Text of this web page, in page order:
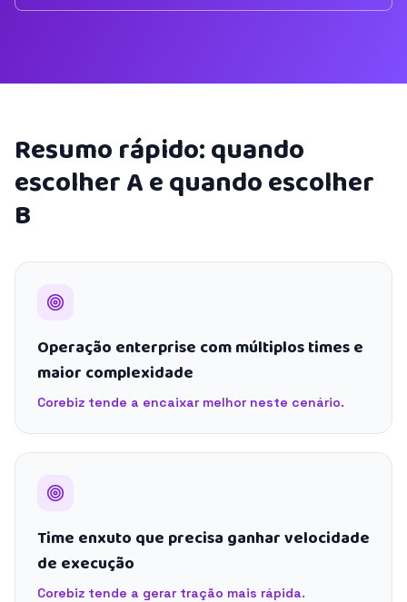
Resumo rápido: quando
escolher A e quando escolher
B
Operação enterprise com múltiplos times e
maior complexidade
Corebiz tende a encaixar melhor neste cenário.
Time enxuto que precisa ganhar velocidade
de execução
Corebiz tende a gerar tração mais rápida.